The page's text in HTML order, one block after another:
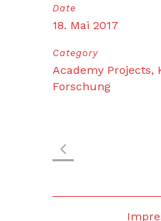
Date
18. Mai 2017
Category
Academy Projects,
Forschung